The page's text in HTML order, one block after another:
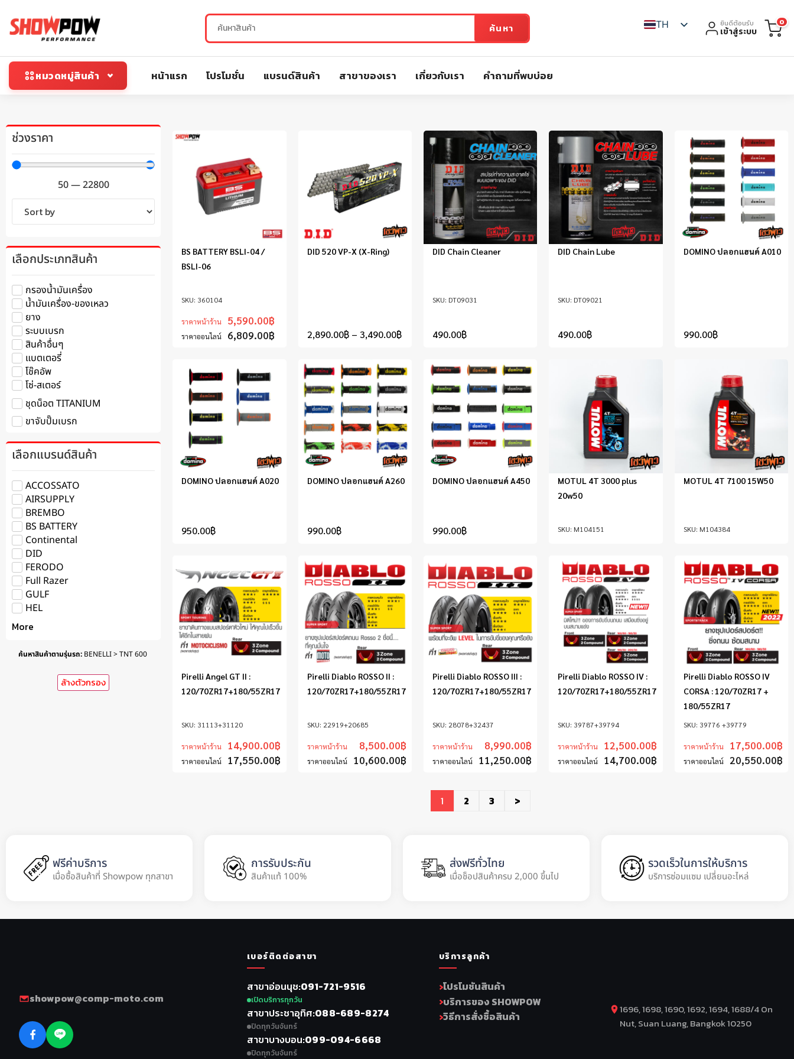
ค้นหา TH ยินดีต้อนรับ
เข้าสู่ระบบ
0
หมวดหมู่สินค้า หน้าแรก โปรโมชั่น แบรนด์สินค้า สาขาของเรา เกี่ยวกับเรา คำถามที่พบบ่อย
ช่วงราคา
50—22800
เลือกประเภทสินค้า
กรองน้ำมันเครื่อง
น้ำมันเครื่อง-ของเหลว
ยาง
ระบบเบรก
สินค้าอื่นๆ
แบตเตอรี่
โช๊คอัพ
โซ่-สเตอร์
ชุดน็อต TITANIUM
ขาจับปั๊มเบรก
เลือกแบรนด์สินค้า
ACCOSSATO
AIRSUPPLY
BREMBO
BS BATTERY
Continental
DID
FERODO
Full Razer
GULF
HEL
More
ค้นหาสินค้าตามรุ่นรถ: BENELLI > TNT 600
ล้างตัวกรอง
360104
BS BATTERY BSLI-04 /
BSLI-06
ราคาหน้าร้าน 5,590.00฿
ราคาออนไลน์ 6,809.00฿
DID 520 VP-X (X-Ring)
2,890.00฿ – 3,490.00฿
DT09031
DID Chain Cleaner
490.00฿
DT09021
DID Chain Lube
490.00฿
DOMINO ปลอกแฮนด์ A010
990.00฿
DOMINO ปลอกแฮนด์ A020
950.00฿
DOMINO ปลอกแฮนด์ A260
990.00฿
DOMINO ปลอกแฮนด์ A450
990.00฿ M104151
MOTUL 4T 3000 plus
20w50
M104384
MOTUL 4T 7100 15W50
31113+31120
Pirelli Angel GT II :
120/70ZR17+180/55ZR17
ราคาหน้าร้าน 14,900.00฿
ราคาออนไลน์ 17,550.00฿
22919+20685
Pirelli Diablo ROSSO II :
120/70ZR17+180/55ZR17
ราคาหน้าร้าน 8,500.00฿
ราคาออนไลน์ 10,600.00฿
28078+32437
Pirelli Diablo ROSSO III :
120/70ZR17+180/55ZR17
ราคาหน้าร้าน 8,990.00฿
ราคาออนไลน์ 11,250.00฿
39787+39794
Pirelli Diablo ROSSO IV :
120/70ZR17+180/55ZR17
ราคาหน้าร้าน 12,500.00฿
ราคาออนไลน์ 14,700.00฿
39776 +39779
Pirelli Diablo ROSSO IV
CORSA : 120/70ZR17 +
180/55ZR17
ราคาหน้าร้าน 17,500.00฿
ราคาออนไลน์ 20,550.00฿
1 2 3 >
ฟรีค่าบริการ
เมื่อซื้อสินค้าที่ Showpow ทุกสาขา
การรับประกัน
สินค้าแท้ 100%
ส่งฟรีทั่วไทย
เมื่อช็อปสินค้าครบ 2,000 ขึ้นไป
รวดเร็วในการให้บริการ
บริการซ่อมแซม เปลี่ยนอะไหล่
showpow@comp-moto.com
เบอร์ติดต่อสาขา
สาขาอ่อนนุช 091-721-9516
เปิดบริการทุกวัน
สาขาประชาอุทิศ 088-689-8274
ปิดทุกวันจันทร์
สาขาบางบอน 099-094-6668
ปิดทุกวันจันทร์
บริการลูกค้า
โปรโมชันสินค้า
บริการของ SHOWPOW
วิธีการสั่งซื้อสินค้า
1696, 1698, 1690, 1692, 1694, 1688/4 On
Nut, Suan Luang, Bangkok 10250